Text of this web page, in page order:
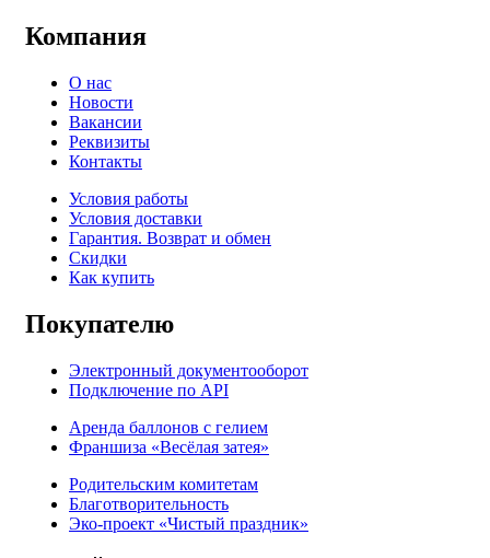
Компания
О нас
Новости
Вакансии
Реквизиты
Контакты
Условия работы
Условия доставки
Гарантия. Возврат и обмен
Скидки
Как купить
Покупателю
Электронный документооборот
Подключение по API
Аренда баллонов с гелием
Франшиза «Весёлая затея»
Родительским комитетам
Благотворительность
Эко-проект «Чистый праздник»